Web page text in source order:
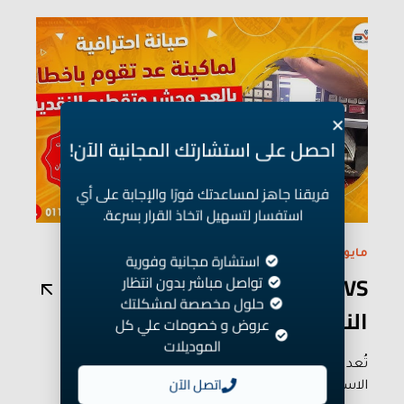
مايو ٢٨/٢٠٢٥
BVS أفضل شركة تصلح آلة عد
النقود بأسعار مميزة
تُعد ماكينات عد النقود من الأجهزة التي لا يمكن
الاستغناء عنها شأنها شأن الكثير من...
احصل على استشارتك المجانية الآن!
فريقنا جاهز لمساعدتك فورًا والإجابة على أي
استفسار لتسهيل اتخاذ القرار بسرعة.
استشارة مجانية وفورية
تواصل مباشر بدون انتظار
حلول مخصصة لمشكلتك
عروض و خصومات علي كل
الموديلات
اتصل الآن